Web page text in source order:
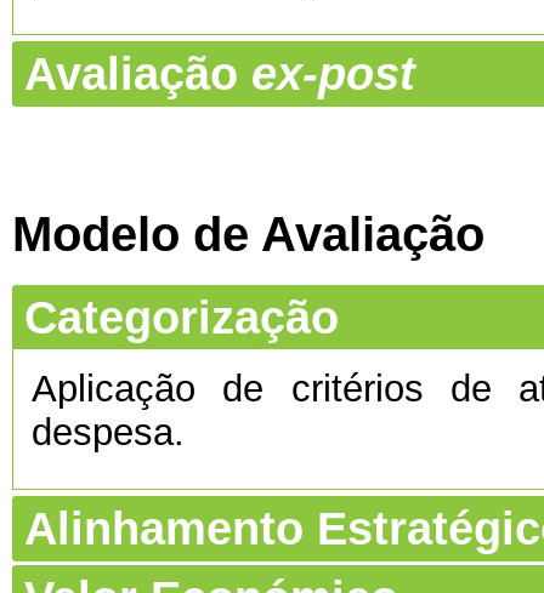
Avaliação ex-post
Modelo de Avaliação
Categorização
Aplicação de critérios de
despesa.
Alinhamento